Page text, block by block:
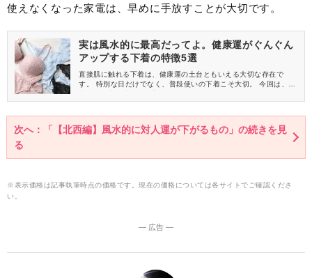
使えなくなった家電は、早めに手放すことが大切です。
実は風水的に最高だってよ。健康運がぐんぐん
アップする下着の特徴5選
直接肌に触れる下着は、健康運の土台ともいえる大切な存在で
す。 特別な日だけでなく、普段使いの下着こそ大切。 今回は、風
次へ：「【北西編】風水的に対人運が下がるもの」の続きを見
る
※表示価格は記事執筆時点の価格です。現在の価格については各サイトでご確認くださ
い。
― 広告 ―